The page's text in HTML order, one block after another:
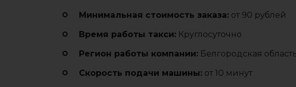
Минимальная стоимость заказа: от 90 рублей
Время работы такси: Круглосуточно
Регион работы компании: Белгородская
Cкорость подачи машины: от 10 минут